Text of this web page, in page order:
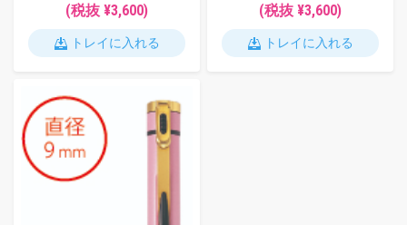
(税抜 ¥3,600)
トレイに入れる
(税抜 ¥3,600)
トレイに入れる